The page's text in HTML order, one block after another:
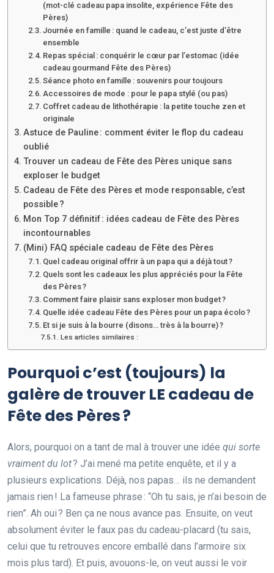
(mot-clé cadeau papa insolite, expérience Fête des
Pères)
Journée en famille : quand le cadeau, c’est juste d’être
ensemble
Repas spécial : conquérir le cœur par l’estomac (idée
cadeau gourmand Fête des Pères)
Séance photo en famille : souvenirs pour toujours
Accessoires de mode : pour le papa stylé (ou pas)
Coffret cadeau de lithothérapie : la petite touche zen et
originale
Astuce de Pauline : comment éviter le flop du cadeau
oublié
Trouver un cadeau de Fête des Pères unique sans
exploser le budget
Cadeau de Fête des Pères et mode responsable, c’est
possible ?
Mon Top 7 définitif : idées cadeau de Fête des Pères
incontournables
(Mini) FAQ spéciale cadeau de Fête des Pères
Quel cadeau original offrir à un papa qui a déjà tout ?
Quels sont les cadeaux les plus appréciés pour la Fête
des Pères ?
Comment faire plaisir sans exploser mon budget ?
Quelle idée cadeau Fête des Pères pour un papa écolo ?
Et si je suis à la bourre (disons… très à la bourre) ?
Les articles similaires :
Pourquoi c’est (toujours) la
galère de trouver LE cadeau de
Fête des Pères ?
Alors, pourquoi on a tant de mal à trouver une idée qui sorte
vraiment du lot? J’ai mené ma petite enquête, et il y a
plusieurs explications. Déjà, nos papas… ils ne demandent
jamais rien ! La fameuse phrase : “Oh tu sais, je n’ai besoin de
rien”. Ah oui ? Ben ça ne nous avance pas. Ensuite, on veut
absolument éviter le faux pas du cadeau-placard (tu sais,
celui que tu retrouves encore emballé dans l’armoire six
mois plus tard). Et puis, avouons-le, on veut aussi le voir